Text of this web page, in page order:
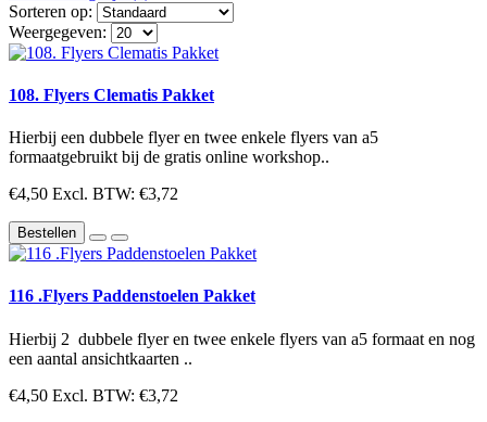
Sorteren op:
Weergegeven:
108. Flyers Clematis Pakket
Hierbij een dubbele flyer en twee enkele flyers van a5
formaatgebruikt bij de gratis online workshop..
€4,50 Excl. BTW: €3,72
Bestellen
116 .Flyers Paddenstoelen Pakket
Hierbij 2 dubbele flyer en twee enkele flyers van a5 formaat en nog
een aantal ansichtkaarten ..
€4,50 Excl. BTW: €3,72